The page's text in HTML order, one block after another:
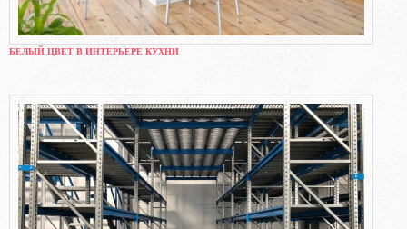
БЕЛЫЙ ЦВЕТ В ИНТЕРЬЕРЕ КУХНИ